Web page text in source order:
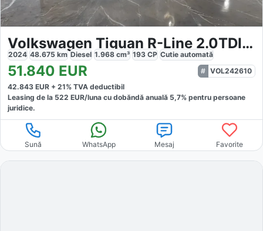
Volkswagen Tiguan R-Line 2.0TDI DSG 4M
2024 48.675 km Diesel 1.968 cm³ 193 CP Cutie automată
51.840 EUR
VOL242610
42.843 EUR + 21% TVA deductibil
Leasing de la 522 EUR/luna cu dobăndă anuală 5,7% pentru persoane
juridice.
Sună WhatsApp Mesaj Favorite